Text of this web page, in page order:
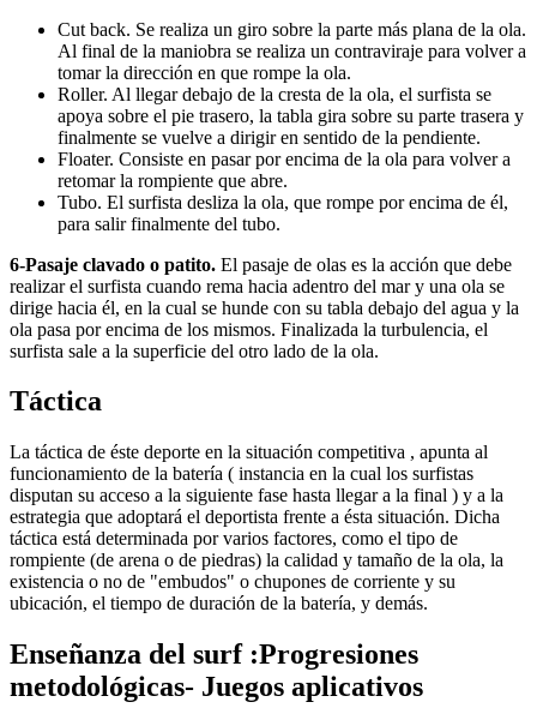
Cut back. Se realiza un giro sobre la parte más plana de la ola.
Al final de la maniobra se realiza un contraviraje para volver a
tomar la dirección en que rompe la ola.
Roller. Al llegar debajo de la cresta de la ola, el surfista se
apoya sobre el pie trasero, la tabla gira sobre su parte trasera y
finalmente se vuelve a dirigir en sentido de la pendiente.
Floater. Consiste en pasar por encima de la ola para volver a
retomar la rompiente que abre.
Tubo. El surfista desliza la ola, que rompe por encima de él,
para salir finalmente del tubo.
6-Pasaje clavado o patito. El pasaje de olas es la acción que debe
realizar el surfista cuando rema hacia adentro del mar y una ola se
dirige hacia él, en la cual se hunde con su tabla debajo del agua y la
ola pasa por encima de los mismos. Finalizada la turbulencia, el
surfista sale a la superficie del otro lado de la ola.
Táctica
La táctica de éste deporte en la situación competitiva , apunta al
funcionamiento de la batería ( instancia en la cual los surfistas
disputan su acceso a la siguiente fase hasta llegar a la final ) y a la
estrategia que adoptará el deportista frente a ésta situación. Dicha
táctica está determinada por varios factores, como el tipo de
rompiente (de arena o de piedras) la calidad y tamaño de la ola, la
existencia o no de "embudos" o chupones de corriente y su
ubicación, el tiempo de duración de la batería, y demás.
Enseñanza del surf :Progresiones
metodológicas- Juegos aplicativos